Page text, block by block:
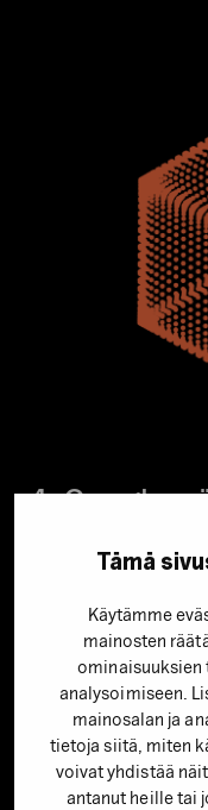
Tämä
Käytämme
mainosten
ominaisuuksien
analysoimiseen.
mainosalan ja
tietoja siitä, miten
voivat yhdistää
antanut heille tai
4. Google-
Maailman suurin
yrityksessänne
näkyvyyden eteen
siihen työkaluja,
optimization,
pitää vain opetella